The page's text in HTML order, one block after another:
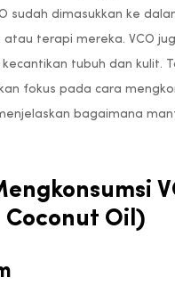
sudah dimasukkan ke
terapi mereka. VCO
tubuh dan kulit.
fokus pada cara
bagaimana
Oil)